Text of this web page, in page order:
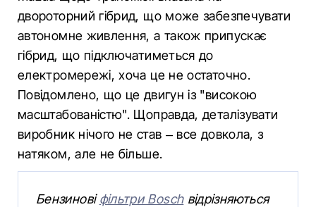
двороторний гібрид, що може забезпечувати
автономне живлення, а також припускає
гібрид, що підключатиметься до
електромережі, хоча це не остаточно.
Повідомлено, що це двигун із "високою
масштабованістю". Щоправда, деталізувати
виробник нічого не став – все довкола, з
натяком, але не більше.
Бензиновіфільтри Boschвідрізняються